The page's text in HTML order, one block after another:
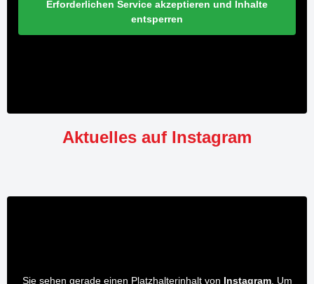
Erforderlichen Service akzeptieren und Inhalte
entsperren
Aktuelles auf Instagram
Sie sehen gerade einen Platzhalterinhalt von Instagram. Um